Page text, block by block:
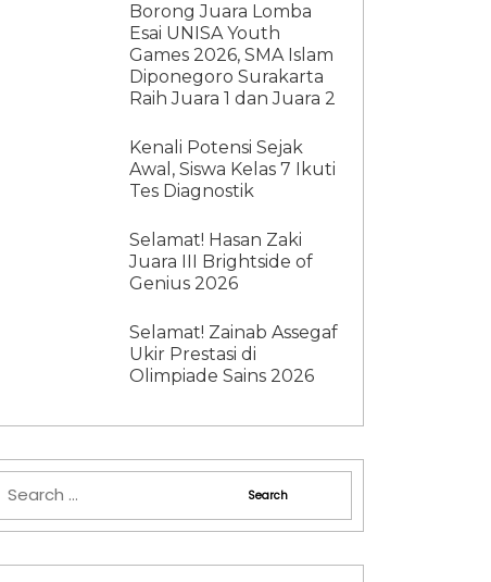
Borong Juara Lomba
Esai UNISA Youth
Games 2026, SMA Islam
Diponegoro Surakarta
Raih Juara 1 dan Juara 2
Kenali Potensi Sejak
Awal, Siswa Kelas 7 Ikuti
Tes Diagnostik
Selamat! Hasan Zaki
Juara III Brightside of
Genius 2026
Selamat! Zainab Assegaf
Ukir Prestasi di
Olimpiade Sains 2026